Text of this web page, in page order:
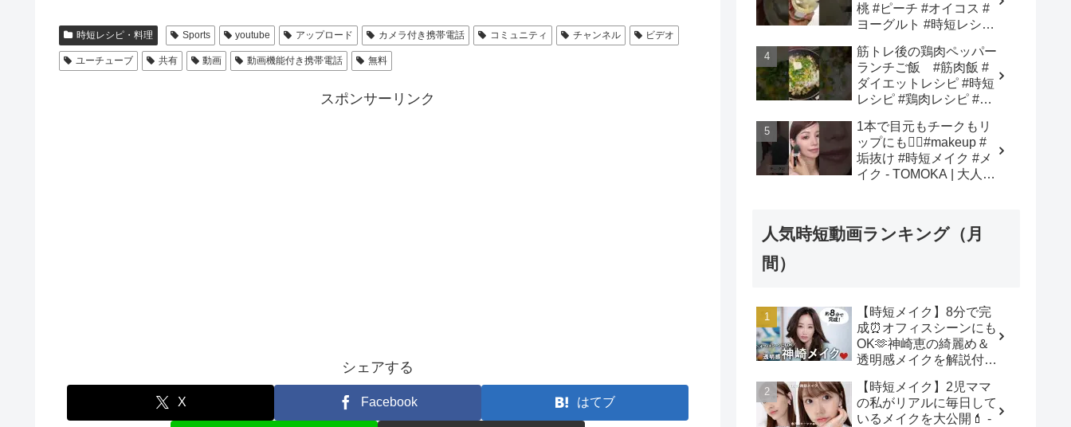
時短レシピ・料理 Sports youtube アップロード カメラ付き携帯電話 コミュニティ チャンネル ビデオ
ユーチューブ 共有 動画 動画機能付き携帯電話 無料
スポンサーリンク
シェアする
X Facebook はてブ
桃 #ピーチ #オイコス #
ヨーグルト #時短レシピ
作り #おやつ #簡単レシ
ピ #sweets #shorts - ぶ
どう農家cooking(BOTTA
SWEETS)
筋トレ後の鶏肉ペッパー
ランチご飯 #筋肉飯 #
ダイエットレシピ #時短
レシピ #鶏肉レシピ #節
化された漢
1本で目元もチークもリ
ップにも❤️‍🔥#makeup #
垢抜け #時短メイク #メ
イク - TOMOKA | 大人の
人気時短動画ランキング（月
間）
【時短メイク】8分で完
成⏰オフィスシーンにも
OK🫶神崎恵の綺麗め＆
透明感メイクを解説付き
恵 / Megumi Kanzaki
【時短メイク】2児ママ
の私がリアルに毎日して
いるメイクを大公開💄 -